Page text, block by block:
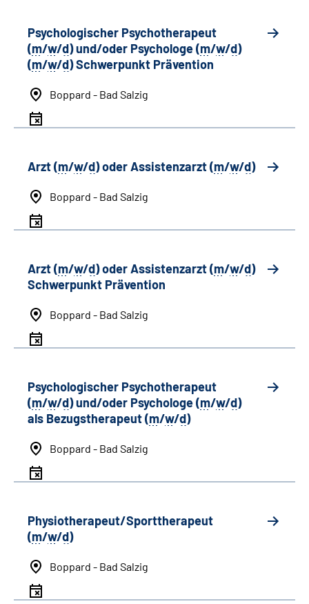
Psychologischer Psychotherapeut
(m/w/d) und/oder Psychologe (m/w/d)
(m/w/d) Schwerpunkt Prävention
Boppard - Bad Salzig
Arzt (m/w/d) oder Assistenzarzt (m/w/d)
Boppard - Bad Salzig
Arzt (m/w/d) oder Assistenzarzt (m/w/d)
Schwerpunkt Prävention
Boppard - Bad Salzig
Psychologischer Psychotherapeut
(m/w/d) und/oder Psychologe (m/w/d)
als Bezugstherapeut (m/w/d)
Boppard - Bad Salzig
Physiotherapeut/Sporttherapeut
(m/w/d)
Boppard - Bad Salzig